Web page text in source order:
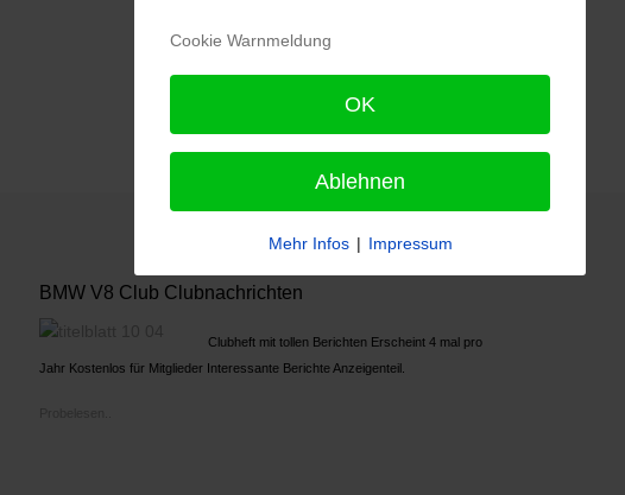
Noch kein Benutzerkonto erstellt?
BMW V8 Club Clubnachrichten
Clubheft mit tollen Berichten Erscheint 4 mal pro
Jahr Kostenlos für Mitglieder Interessante Berichte Anzeigenteil.
Cookie Warnmeldung
OK
Ablehnen
Mehr Infos | Impressum